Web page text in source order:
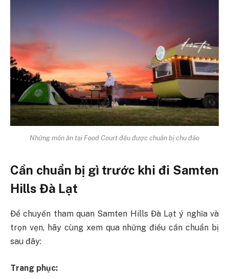
Những món ăn tại Food Court đều được chuẩn bị chu đáo
Cần chuẩn bị gì trước khi đi Samten
Hills Đà Lạt
Để chuyến tham quan Samten Hills Đà Lạt ý nghĩa và
trọn vẹn, hãy cùng xem qua những điều cần chuẩn bị
sau đây:
Trang phục: